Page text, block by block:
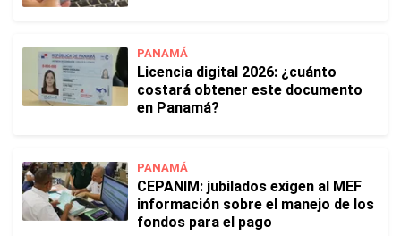
PANAMÁ
Licencia digital 2026: ¿cuánto
costará obtener este documento
en Panamá?
PANAMÁ
CEPANIM: jubilados exigen al MEF
información sobre el manejo de los
fondos para el pago